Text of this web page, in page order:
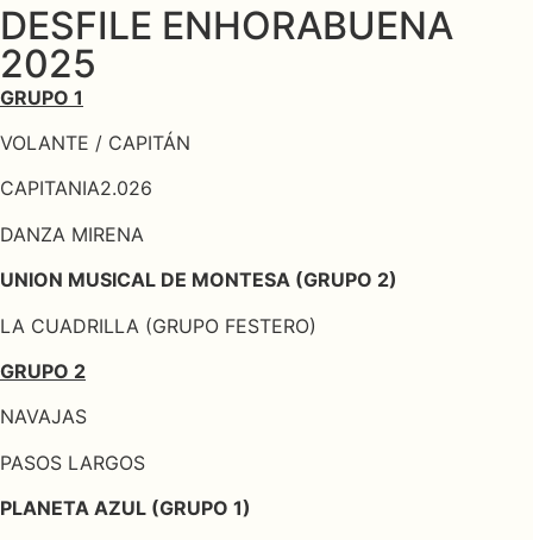
DESFILE ENHORABUENA
2025
GRUPO 1
VOLANTE / CAPITÁN
CAPITANIA2.026
DANZA MIRENA
UNION MUSICAL DE MONTESA (GRUPO 2)
LA CUADRILLA (GRUPO FESTERO)
GRUPO 2
NAVAJAS
PASOS LARGOS
PLANETA AZUL (GRUPO 1)